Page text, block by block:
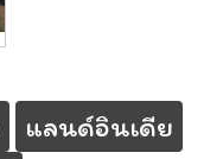
แลนด์อินเดีย